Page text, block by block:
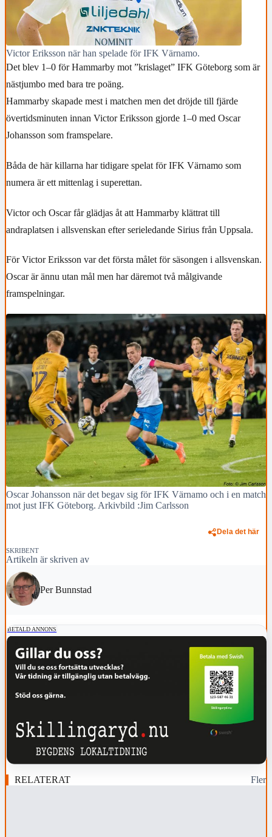
Victor Eriksson när han spelade för IFK Värnamo.
Det blev 1–0 för Hammarby mot ”krislaget” IFK Göteborg som är
nästjumbo med bara tre poäng.
Hammarby skapade mest i matchen men det dröjde till fjärde
övertidsminuten innan Victor Eriksson gjorde 1–0 med Oscar
Johansson som framspelare.
Båda de här killarna har tidigare spelat för IFK Värnamo som
numera är ett mittenlag i superettan.
Victor och Oscar får glädjas åt att Hammarby klättrat till
andraplatsen i allsvenskan efter serieledande Sirius från Uppsala.
För Victor Eriksson var det första målet för säsongen i allsvenskan.
Oscar är ännu utan mål men har däremot två målgivande
framspelningar.
Oscar Johansson när det begav sig för IFK Värnamo och i en match
mot just IFK Göteborg. Arkivbild :Jim Carlsson
Dela det här
SKRIBENT
Artikeln är skriven av
Per Bunnstad
BETALD ANNONS
RELATERAT Fler